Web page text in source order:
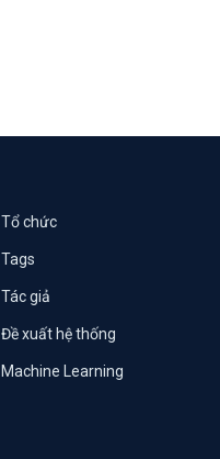
Tổ chức
Tags
Tác giả
Đề xuất hệ thống
Machine Learning